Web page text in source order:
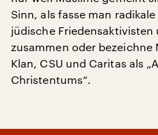
Sinn, als fasse man
jüdische Friedensaktivisten
zusammen oder bezeichne
Klan, CSU und Caritas als
Christentums“.